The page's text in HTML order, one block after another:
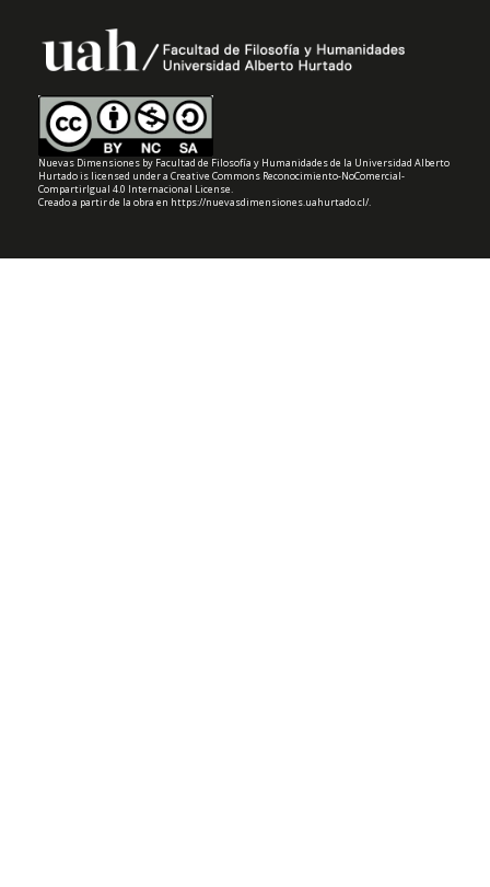
Nuevas Dimensiones by Facultad de Filosofía y Humanidades de la Universidad Alberto
Hurtadois licensed under a Creative Commons Reconocimiento-NoComercial-
CompartirIgual 4.0 Internacional License.
Creado a partir de la obra en https://nuevasdimensiones.uahurtado.cl/.